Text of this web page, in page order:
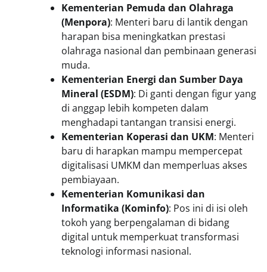
Kementerian Pemuda dan Olahraga
(Menpora): Menteri baru di lantik dengan
harapan bisa meningkatkan prestasi
olahraga nasional dan pembinaan generasi
muda.
Kementerian Energi dan Sumber Daya
Mineral (ESDM): Di ganti dengan figur yang
di anggap lebih kompeten dalam
menghadapi tantangan transisi energi.
Kementerian Koperasi dan UKM: Menteri
baru di harapkan mampu mempercepat
digitalisasi UMKM dan memperluas akses
pembiayaan.
Kementerian Komunikasi dan
Informatika (Kominfo): Pos ini di isi oleh
tokoh yang berpengalaman di bidang
digital untuk memperkuat transformasi
teknologi informasi nasional.